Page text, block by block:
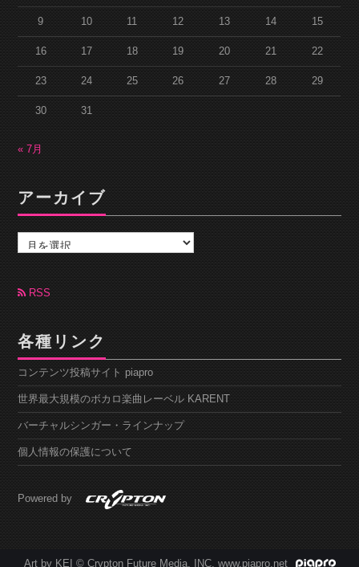
9 10 11 12 13 14 15
16 17 18 19 20 21 22
23 24 25 26 27 28 29
30 31
« 7月
アーカイブ
カ
ブ RSS
各種リンク
コンテンツ投稿サイト piapro
世界最大規模のボカロ楽曲レーベル KARENT
バーチャルシンガー・ラインナップ
個人情報の保護について
Powered by
Art by KEI © Crypton Future Media, INC. www.piapro.net